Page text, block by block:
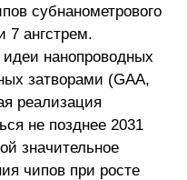
субнанометрового
7 ангстрем.
нанопроводных
затворами (GAA,
реализация
не позднее 2031
значительное
чипов при росте